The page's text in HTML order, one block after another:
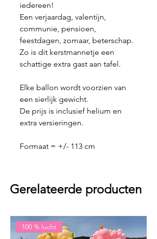
iedereen!
Een verjaardag, valentijn,
communie, pensioen,
feestdagen, zomaar, beterschap.
Zo is dit kerstmannetje een
schattige extra gast aan tafel.
Elke ballon wordt voorzien van
een sierlijk gewicht.
De prijs is inclusief helium en
extra versieringen.
Formaat = +/- 113 cm
Gerelateerde producten
100 % lucht